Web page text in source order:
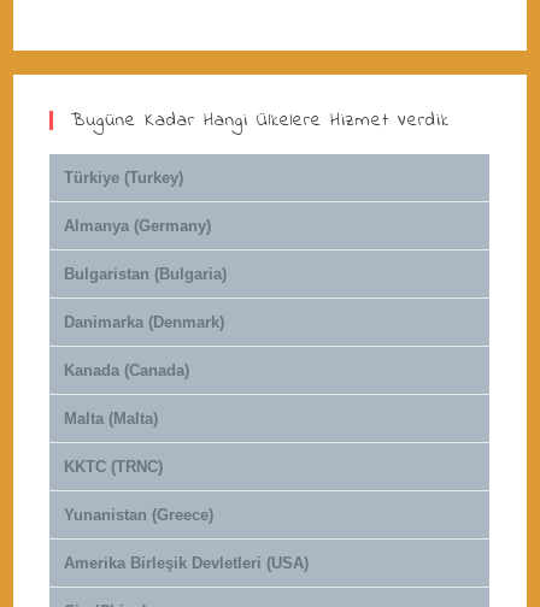
Bugüne Kadar Hangi Ülkelere Hizmet Verdik
Türkiye (Turkey)
Almanya (Germany)
Bulgaristan (Bulgaria)
Danimarka (Denmark)
Kanada (Canada)
Malta (Malta)
KKTC (TRNC)
Yunanistan (Greece)
Amerika Birleşik Devletleri (USA)